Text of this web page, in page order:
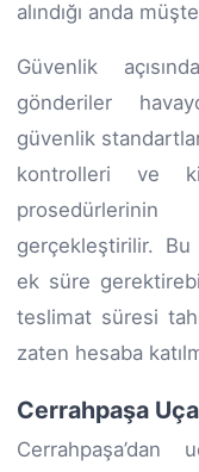
alındığı anda
Güvenlik
gönderiler
güvenlik
kontrolleri ve
gerçekleştirilir.
ek süre
teslimat süresi
zaten hesaba
Cerrahpaşa